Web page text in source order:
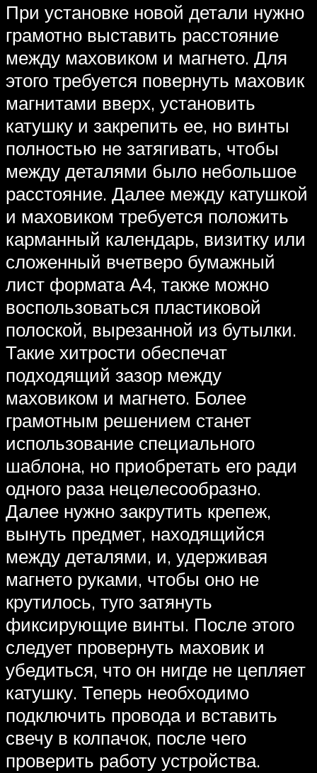
При установке новой детали нужно
грамотно выставить расстояние
между маховиком и магнето. Для
этого требуется повернуть маховик
магнитами вверх, установить
катушку и закрепить ее, но винты
полностью не затягивать, чтобы
между деталями было небольшое
расстояние. Далее между катушкой
и маховиком требуется положить
карманный календарь, визитку или
сложенный вчетверо бумажный
лист формата А4, также можно
воспользоваться пластиковой
полоской, вырезанной из бутылки.
Такие хитрости обеспечат
подходящий зазор между
маховиком и магнето. Более
грамотным решением станет
использование специального
шаблона, но приобретать его ради
одного раза нецелесообразно.
Далее нужно закрутить крепеж,
вынуть предмет, находящийся
между деталями, и, удерживая
магнето руками, чтобы оно не
крутилось, туго затянуть
фиксирующие винты. После этого
следует провернуть маховик и
убедиться, что он нигде не цепляет
катушку. Теперь необходимо
подключить провода и вставить
свечу в колпачок, после чего
проверить работу устройства.